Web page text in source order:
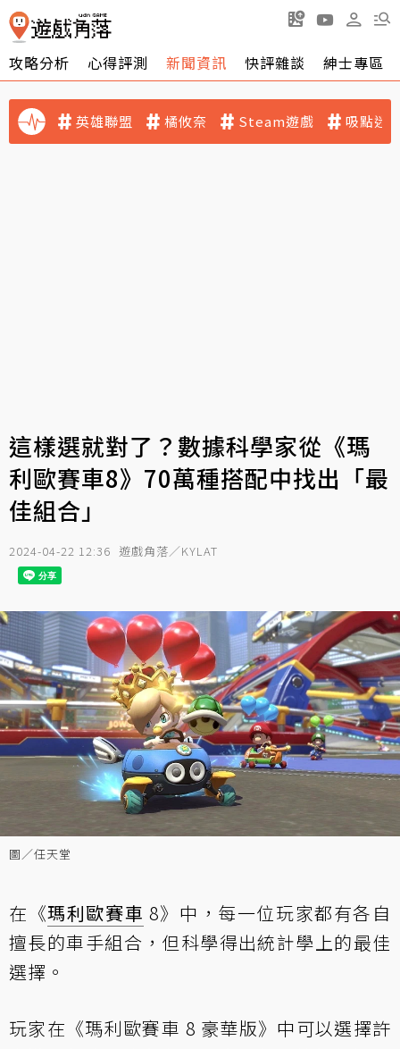
攻略分析 心得評測 新聞資訊 快評雜談 紳士專區
英雄聯盟 橘攸奈 Steam遊戲 吸點迷
這樣選就對了？數據科學家從《瑪
利歐賽車8》70萬種搭配中找出「最
佳組合」
2024-04-22 12:36 遊戲角落／KYLAT
圖／任天堂
在《瑪利歐賽車 8》中，每一位玩家都有各自
擅長的車手組合，但科學得出統計學上的最佳
選擇。
玩家在《瑪利歐賽車 8 豪華版》中可以選擇許